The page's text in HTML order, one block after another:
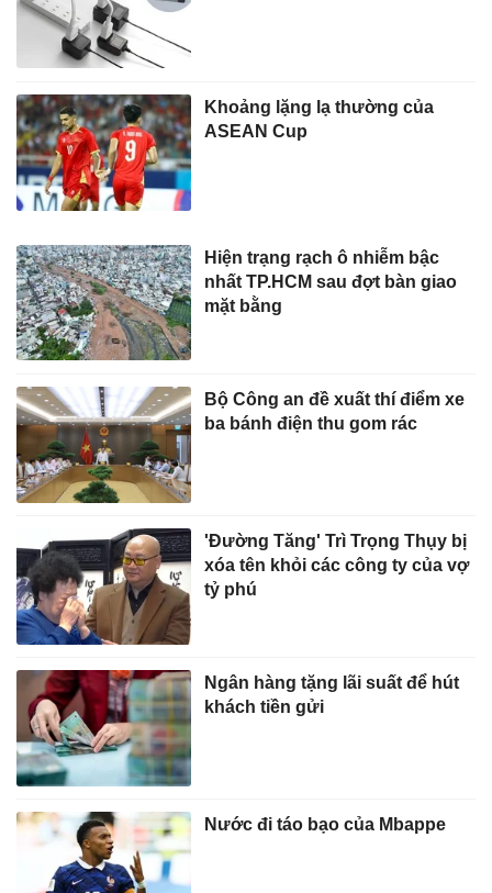
Khoảng lặng lạ thường của
ASEAN Cup
Hiện trạng rạch ô nhiễm bậc
nhất TP.HCM sau đợt bàn giao
mặt bằng
Bộ Công an đề xuất thí điểm xe
ba bánh điện thu gom rác
'Đường Tăng' Trì Trọng Thụy bị
xóa tên khỏi các công ty của vợ
tỷ phú
Ngân hàng tặng lãi suất để hút
khách tiền gửi
Nước đi táo bạo của Mbappe